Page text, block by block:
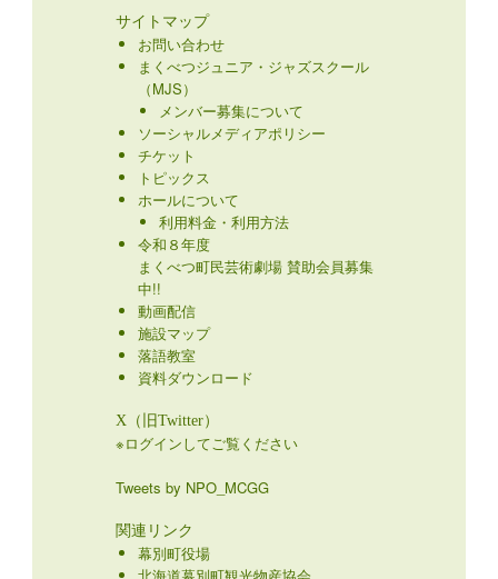
サイトマップ
お問い合わせ
まくべつジュニア・ジャズスクール
（MJS）
メンバー募集について
ソーシャルメディアポリシー
チケット
トピックス
ホールについて
利用料金・利用方法
令和８年度
まくべつ町民芸術劇場 賛助会員募集
中!!
動画配信
施設マップ
資料ダウンロード
※ログインしてご覧ください
Tweets by NPO_MCGG
関連リンク